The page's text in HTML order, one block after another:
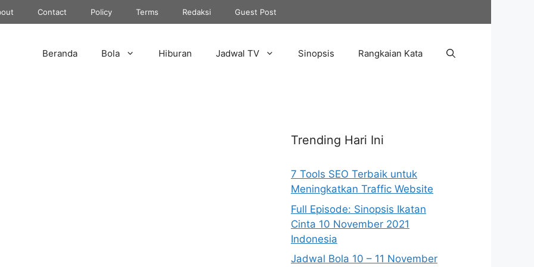
Contact Policy Terms Redaksi Guest Post
Beranda Bola Hiburan Jadwal TV Sinopsis Rangkaian Kata
Trending Hari Ini
7 Tools SEO Terbaik untuk
Meningkatkan Traffic Website
Full Episode: Sinopsis Ikatan
Cinta 10 November 2021
Indonesia
Jadwal Bola 10 – 11 November